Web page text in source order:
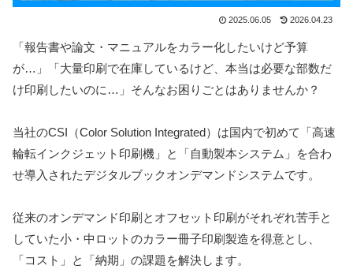
2025.06.05 2026.04.23
「報告書や論文・マニュアルをカラー化したいけど予算
が…」「大量印刷で在庫しているけど、本当は必要な部数だ
け印刷したいのに…」そんなお困りごとはありませんか？
当社のCSI（Color Solution Integrated）は国内で初めて「高速
輪転インクジェット印刷機」と「自動製本システム」を合わ
せ導入されたデジタルブックオンデマンドシステムです。
従来のオンデマンド印刷とオフセット印刷がそれぞれ苦手と
していた小・中ロットのカラー冊子印刷製造を得意とし、
「コスト」と「納期」の課題を解決します。